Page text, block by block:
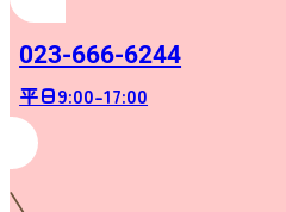
023-666-6244
平日9:00-17:00